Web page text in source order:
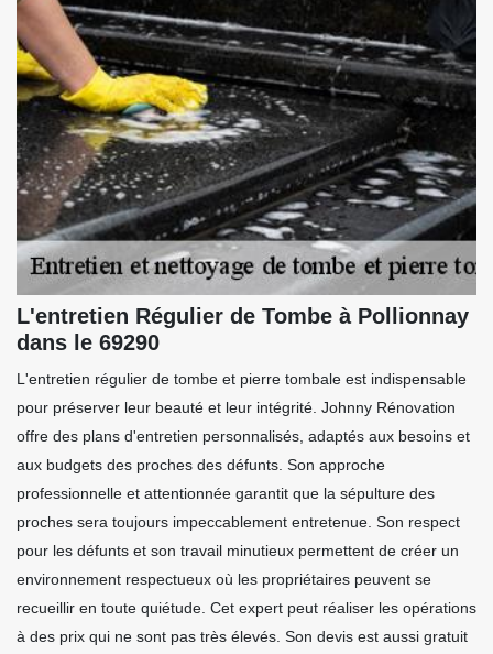
L'entretien Régulier de Tombe à Pollionnay
dans le 69290
L'entretien régulier de tombe et pierre tombale est indispensable
pour préserver leur beauté et leur intégrité. Johnny Rénovation
offre des plans d'entretien personnalisés, adaptés aux besoins et
aux budgets des proches des défunts. Son approche
professionnelle et attentionnée garantit que la sépulture des
proches sera toujours impeccablement entretenue. Son respect
pour les défunts et son travail minutieux permettent de créer un
environnement respectueux où les propriétaires peuvent se
recueillir en toute quiétude. Cet expert peut réaliser les opérations
à des prix qui ne sont pas très élevés. Son devis est aussi gratuit